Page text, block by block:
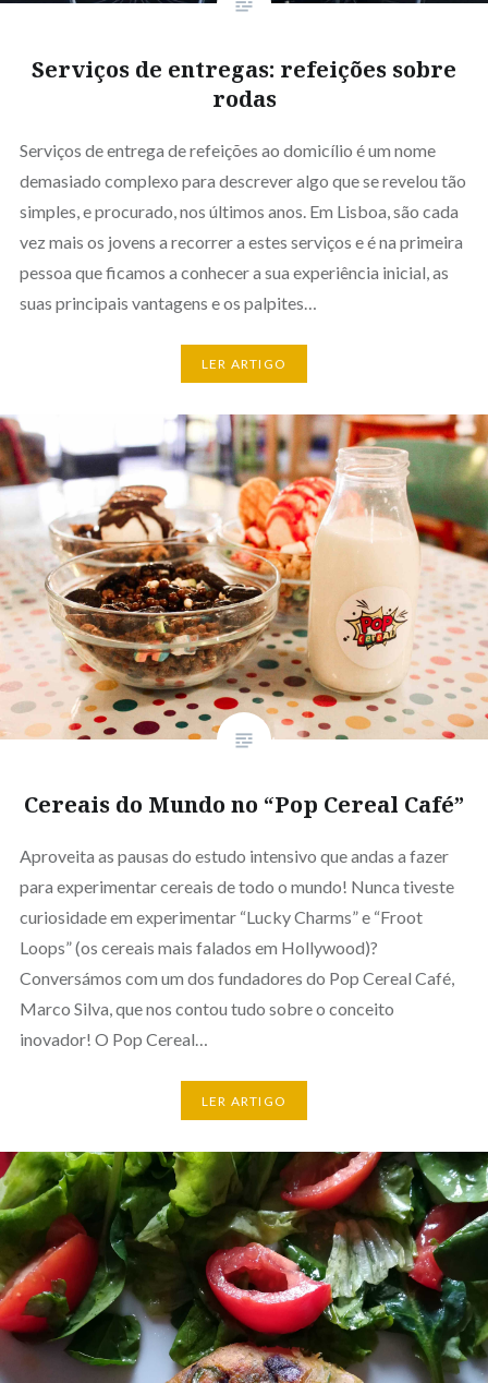
Serviços de entregas: refeições sobre
rodas
Serviços de entrega de refeições ao domicílio é um nome
demasiado complexo para descrever algo que se revelou tão
simples, e procurado, nos últimos anos. Em Lisboa, são cada
vez mais os jovens a recorrer a estes serviços e é na primeira
pessoa que ficamos a conhecer a sua experiência inicial, as
suas principais vantagens e os palpites…
LER ARTIGO
Cereais do Mundo no “Pop Cereal Café”
Aproveita as pausas do estudo intensivo que andas a fazer
para experimentar cereais de todo o mundo! Nunca tiveste
curiosidade em experimentar “Lucky Charms” e “Froot
Loops” (os cereais mais falados em Hollywood)?
Conversámos com um dos fundadores do Pop Cereal Café,
Marco Silva, que nos contou tudo sobre o conceito
inovador! O Pop Cereal…
LER ARTIGO